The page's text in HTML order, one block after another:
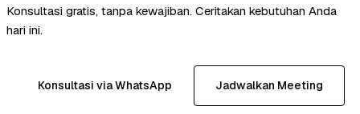
Konsultasi gratis, tanpa kewajiban. Ceritakan kebutuhan Anda
hari ini.
Konsultasi via WhatsApp Jadwalkan Meeting